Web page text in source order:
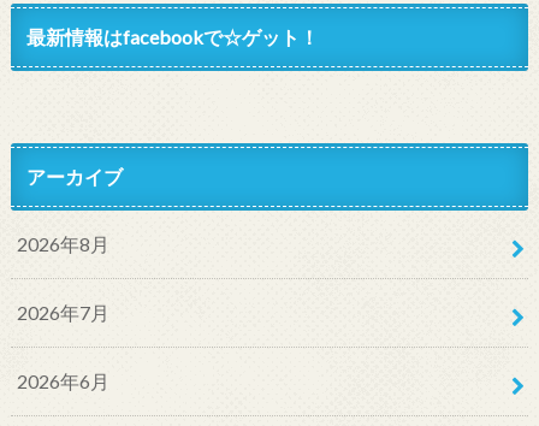
最新情報はfacebookで☆ゲット！
アーカイブ
2026年8月
2026年7月
2026年6月